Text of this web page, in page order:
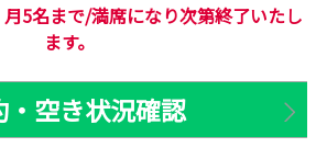
5名まで/満席になり次第終了いたし
ます。
・空き状況確認